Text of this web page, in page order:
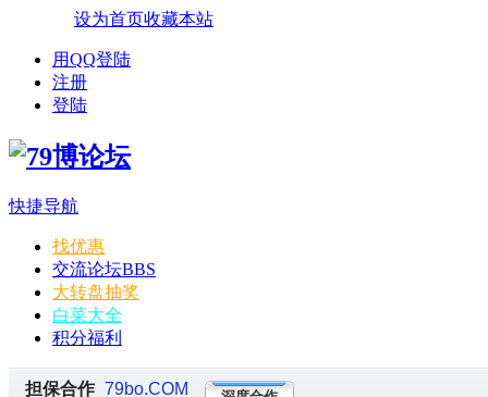
设为首页收藏本站
用QQ登陆
注册
登陆
快捷导航
找优惠
交流论坛BBS
大转盘抽奖
白菜大全
积分福利